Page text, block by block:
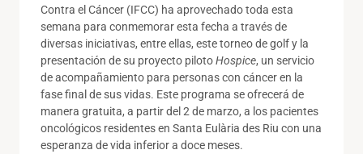
Contra el Cáncer (IFCC) ha aprovechado toda esta
semana para conmemorar esta fecha a través de
diversas iniciativas, entre ellas, este torneo de golf y la
presentación de su proyecto pilotoHospice, un servicio
de acompañamiento para personas con cáncer en la
fase final de sus vidas. Este programa se ofrecerá de
manera gratuita, a partir del 2 de marzo, a los pacientes
oncológicos residentes en Santa Eulària des Riu con una
esperanza de vida inferior a doce meses.